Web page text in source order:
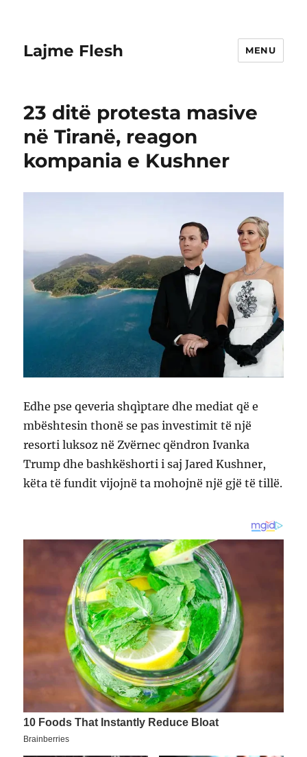
Lajme Flesh MENU
23 ditë protesta masive
në Tiranë, reagon
kompania e Kushner
Edhe pse qeveria shqìptare dhe mediat që e
mbështesin thonë se pas investimit të një
resorti luksoz në Zvërnec qëndron Ivanka
Trump dhe bashkëshorti i saj Jared Kushner,
këta të fundit vijojnë ta mohojnë një gjë të tillë.